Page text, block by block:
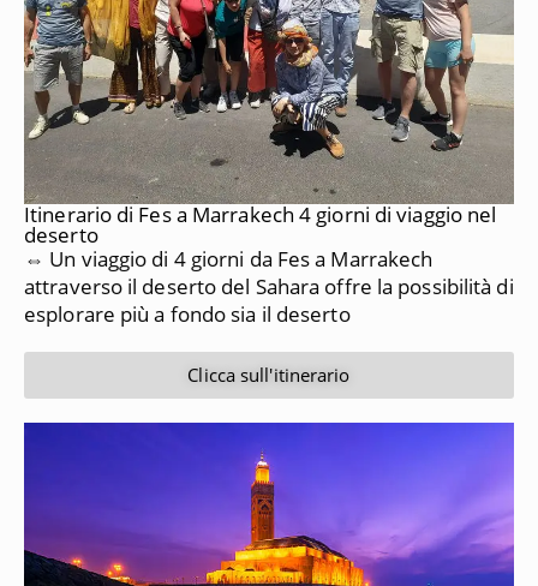
Itinerario di Fes a Marrakech 4 giorni di viaggio nel
deserto
⇔ Un viaggio di 4 giorni da Fes a Marrakech
attraverso il deserto del Sahara offre la possibilità di
esplorare più a fondo sia il deserto
Clicca sull'itinerario